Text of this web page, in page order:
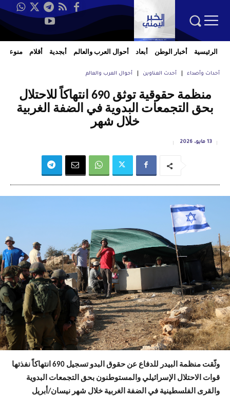
الرئيسية أخبار الوطن أبعاد أحوال العرب والعالم أبجدية أقلام منوعات
أحداث وأصداء أحدث العناوين أحوال العرب والعالم
منظمة حقوقية توثق 690 انتهاكاً للاحتلال
بحق التجمعات البدوية في الضفة الغربية
خلال شهر
13 مايو، 2026
وثّقت منظمة البيدر للدفاع عن حقوق البدو تسجيل 690 انتهاكاً نفذتها
قوات الاحتلال الإسرائيلي والمستوطنون بحق التجمعات البدوية
والقرى الفلسطينية في الضفة الغربية خلال شهر نيسان/أبريل